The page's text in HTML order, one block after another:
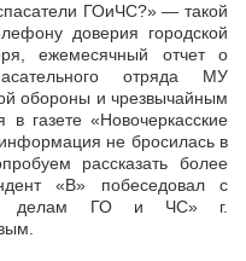
ГОиЧС?» — такой
доверия городской
ежемесячный отчет о
отряда МУ
обороны и чрезвычайным
в газете «Новочеркасские
не бросилась в
рассказать более
«В» побеседовал с
по делам ГО и ЧС» г.